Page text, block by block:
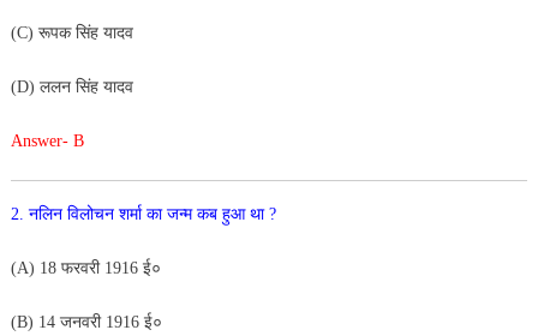
(C) रूपक सिंह यादव
(D) ललन सिंह यादव
Answer- B
2. नलिन विलोचन शर्मा का जन्म कब हुआ था ?
(A) 18 फरवरी 1916 ई०
(B) 14 जनवरी 1916 ई०